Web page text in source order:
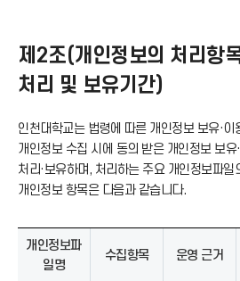
제2조(개인정보의 처리항
처리 및 보유기간)
인천대학교는 법령에 따른 개인정보 보유·
개인정보 수집 시에 동의 받은 개인정보 보
처리·보유하며, 처리하는 주요 개인정보파
개인정보 항목은 다음과 같습니다.
개인정보파
일명
수집항목 운영 근거